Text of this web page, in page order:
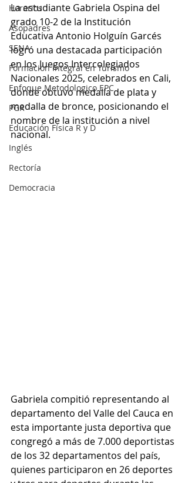
Horarios
Asopadres
SENA
Formación Integral en Turismo
Enfoque Metodologico EPC
PGR
Educación Física R y D
Inglés
Rectoría
Democracia
La estudiante Gabriela Ospina del
grado 10-2 de la Institución
Educativa Antonio Holguín Garcés
logró una destacada participación
en los Juegos Intercolegiados
Nacionales 2025, celebrados en Cali,
donde obtuvo medalla de plata y
medalla de bronce, posicionando el
nombre de la institución a nivel
nacional.​
Gabriela compitió representando al
departamento del Valle del Cauca en
esta importante justa deportiva que
congregó a más de 7.000 deportistas
de los 32 departamentos del país,
quienes participaron en 26 deportes